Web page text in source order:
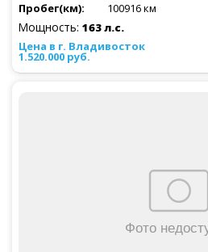
100916 км
Мощность: 163 л.с.
1.520.000 руб.